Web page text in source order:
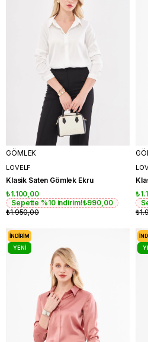
GÖMLEK
LOVELF
Klasik Saten Gömlek Ekru
₺1.100,00
Sepette %10 indirim!₺990,00
₺1.950,00
İNDIRIM
YENI